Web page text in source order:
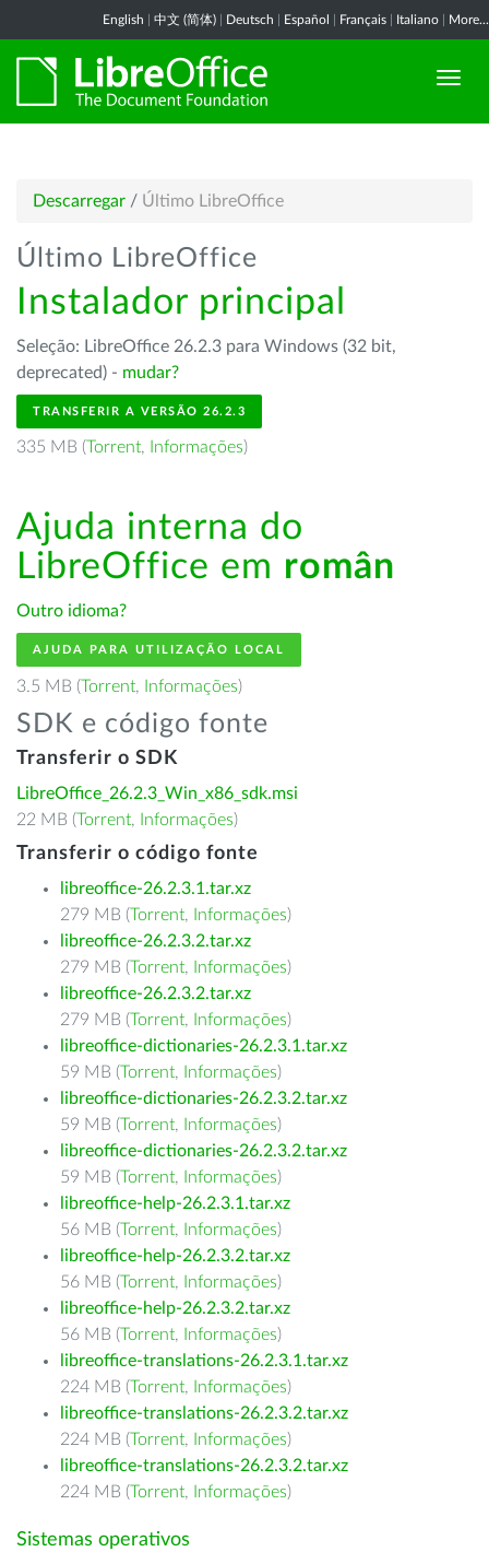
English 中文 (简体) Deutsch Español Français Italiano More...
Descarregar / Último LibreOffice
Último LibreOffice
Instalador principal
Seleção: LibreOffice 26.2.3 para Windows (32 bit,
deprecated) - mudar?
TRANSFERIR A VERSÃO 26.2.3
335 MB (Torrent, Informações)
Ajuda interna do
LibreOffice em român
Outro idioma?
AJUDA PARA UTILIZAÇÃO LOCAL
3.5 MB (Torrent, Informações)
SDK e código fonte
Transferir o SDK
LibreOffice_26.2.3_Win_x86_sdk.msi
22 MB (Torrent, Informações)
Transferir o código fonte
libreoffice-26.2.3.1.tar.xz
279 MB (Torrent, Informações)
libreoffice-26.2.3.2.tar.xz
279 MB (Torrent, Informações)
libreoffice-26.2.3.2.tar.xz
279 MB (Torrent, Informações)
libreoffice-dictionaries-26.2.3.1.tar.xz
59 MB (Torrent, Informações)
libreoffice-dictionaries-26.2.3.2.tar.xz
59 MB (Torrent, Informações)
libreoffice-dictionaries-26.2.3.2.tar.xz
59 MB (Torrent, Informações)
libreoffice-help-26.2.3.1.tar.xz
56 MB (Torrent, Informações)
libreoffice-help-26.2.3.2.tar.xz
56 MB (Torrent, Informações)
libreoffice-help-26.2.3.2.tar.xz
56 MB (Torrent, Informações)
libreoffice-translations-26.2.3.1.tar.xz
224 MB (Torrent, Informações)
libreoffice-translations-26.2.3.2.tar.xz
224 MB (Torrent, Informações)
libreoffice-translations-26.2.3.2.tar.xz
224 MB (Torrent, Informações)
Sistemas operativos